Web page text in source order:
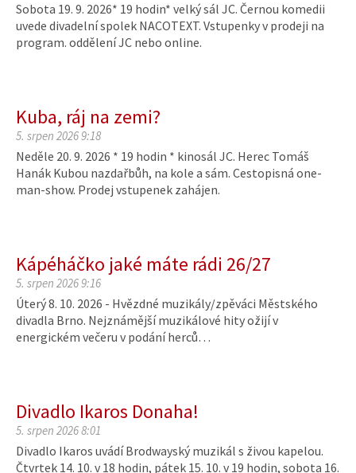
Sobota 19. 9. 2026* 19 hodin* velký sál JC. Černou komedii
uvede divadelní spolek NACOTEXT. Vstupenky v prodeji na
program. oddělení JC nebo online.
Kuba, ráj na zemi?
5. srpen 2026 9:18
Neděle 20. 9. 2026 * 19 hodin * kinosál JC. Herec Tomáš
Hanák Kubou nazdařbůh, na kole a sám. Cestopisná one-
man-show. Prodej vstupenek zahájen.
Kápéháčko jaké máte rádi 26/27
5. srpen 2026 9:16
Úterý 8. 10. 2026 - Hvězdné muzikály/zpěváci Městského
divadla Brno. Nejznámější muzikálové hity ožijí v
energickém večeru v podání herců…
Divadlo Ikaros Donaha!
5. srpen 2026 8:01
Divadlo Ikaros uvádí Brodwayský muzikál s živou kapelou.
Čtvrtek 14. 10. v 18 hodin, pátek 15. 10. v 19 hodin, sobota 16.